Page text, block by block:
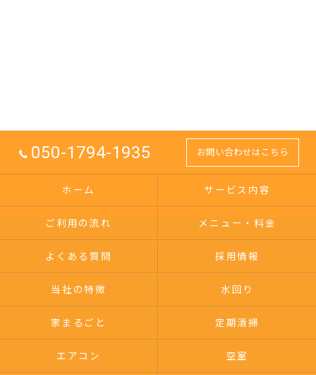
050-1794-1935 お問い合わせはこちら
ホーム サービス内容
ご利用の流れ メニュー・料金
よくある質問 採用情報
当社の特徴 水回り
家まるごと 定期清掃
エアコン 空室